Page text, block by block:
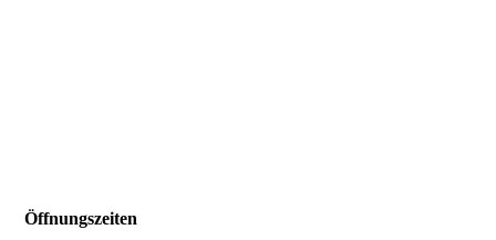
Öffnungszeiten